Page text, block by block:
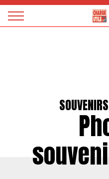
Magazine
Panneau de gestion des